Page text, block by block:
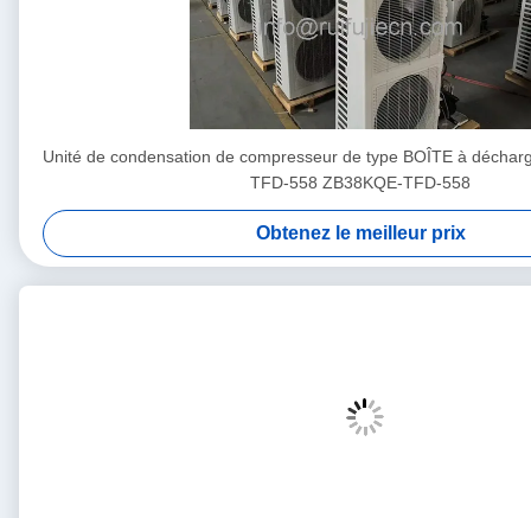
Unité de condensation de compresseur de type BOÎTE à
TFD-558 ZB38KQE-TFD-558
Obtenez le meilleur prix